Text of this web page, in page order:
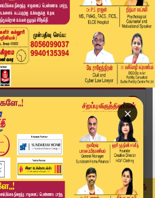
×
இணைவாரா?பரபரக்கும் அரசியல் ...